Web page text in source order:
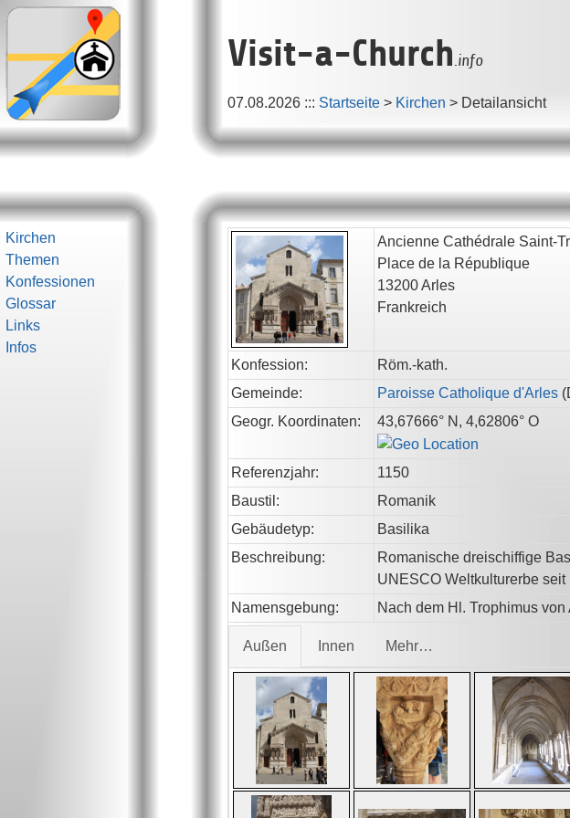
Visit-a-Church.info
07.08.2026 ::: Startseite > Kirchen > Detailansicht
Kirchen
Themen
Konfessionen
Glossar
Links
Infos
Ancienne Cathédrale Saint-
Place de la République
13200Arles
Frankreich
Konfession:
Röm.-kath.
Gemeinde:
Paroisse Catholique d'Arles (
Geogr. Koordinaten:
43,67666° N, 4,62806° O
Referenzjahr:
1150
Baustil:
Romanik
Gebäudetyp:
Basilika
Beschreibung:
Romanische dreischiffige
UNESCO Weltkulturerbe
Namensgebung:
Nach dem Hl. Trophimus von
Außen Innen Mehr…